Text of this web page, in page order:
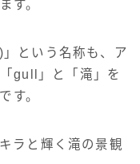
す。
という名称も、ア
gull」と「滝」を
す。
ラと輝く滝の景観